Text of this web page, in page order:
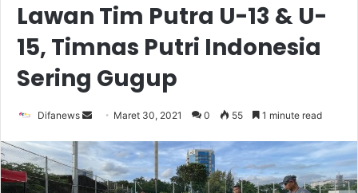
Lawan Tim Putra U-13 & U-
15, Timnas Putri Indonesia
Sering Gugup
Difanews
Send
email
Maret 30, 2021 0 55 1 minute read